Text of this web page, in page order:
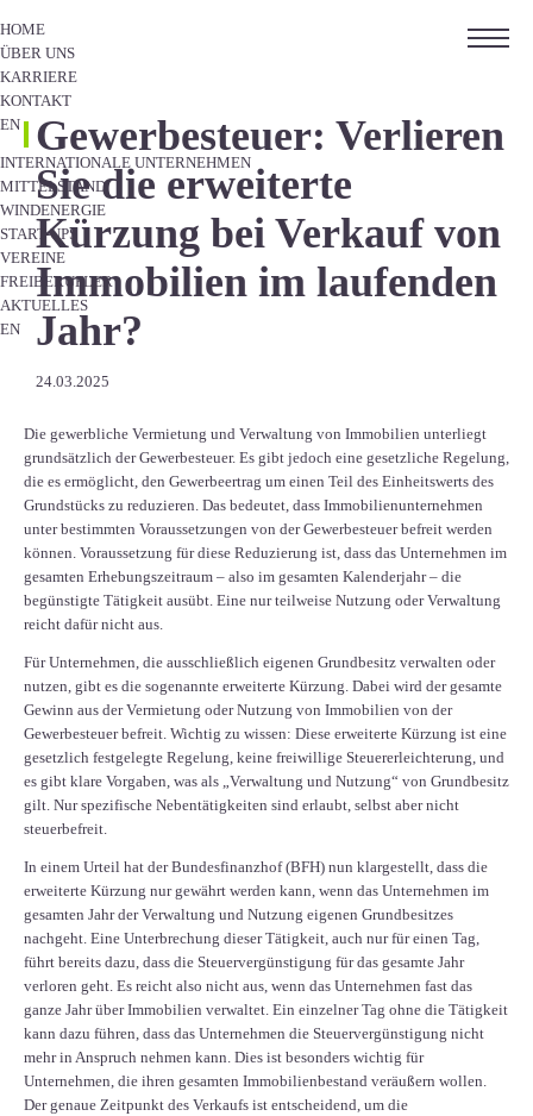
HOME
ÜBER UNS
KARRIERE
KONTAKT
EN
INTERNATIONALE UNTERNEHMEN
MITTELSTAND
WINDENERGIE
START-UPS
VEREINE
FREIBERUFLER
AKTUELLES
EN
Gewerbesteuer: Verlieren
Sie die erweiterte
Kürzung bei Verkauf von
Immobilien im laufenden
Jahr?
24.03.2025
Die gewerbliche Vermietung und Verwaltung von Immobilien unterliegt
grundsätzlich der Gewerbesteuer. Es gibt jedoch eine gesetzliche Regelung,
die es ermöglicht, den Gewerbeertrag um einen Teil des Einheitswerts des
Grundstücks zu reduzieren. Das bedeutet, dass Immobilienunternehmen
unter bestimmten Voraussetzungen von der Gewerbesteuer befreit werden
können. Voraussetzung für diese Reduzierung ist, dass das Unternehmen im
gesamten Erhebungszeitraum – also im gesamten Kalenderjahr – die
begünstigte Tätigkeit ausübt. Eine nur teilweise Nutzung oder Verwaltung
reicht dafür nicht aus.
Für Unternehmen, die ausschließlich eigenen Grundbesitz verwalten oder
nutzen, gibt es die sogenannte erweiterte Kürzung. Dabei wird der gesamte
Gewinn aus der Vermietung oder Nutzung von Immobilien von der
Gewerbesteuer befreit. Wichtig zu wissen: Diese erweiterte Kürzung ist eine
gesetzlich festgelegte Regelung, keine freiwillige Steuererleichterung, und
es gibt klare Vorgaben, was als „Verwaltung und Nutzung“ von Grundbesitz
gilt. Nur spezifische Nebentätigkeiten sind erlaubt, selbst aber nicht
steuerbefreit.
In einem Urteil hat der Bundesfinanzhof (BFH) nun klargestellt, dass die
erweiterte Kürzung nur gewährt werden kann, wenn das Unternehmen im
gesamten Jahr der Verwaltung und Nutzung eigenen Grundbesitzes
nachgeht. Eine Unterbrechung dieser Tätigkeit, auch nur für einen Tag,
führt bereits dazu, dass die Steuervergünstigung für das gesamte Jahr
verloren geht. Es reicht also nicht aus, wenn das Unternehmen fast das
ganze Jahr über Immobilien verwaltet. Ein einzelner Tag ohne die Tätigkeit
kann dazu führen, dass das Unternehmen die Steuervergünstigung nicht
mehr in Anspruch nehmen kann. Dies ist besonders wichtig für
Unternehmen, die ihren gesamten Immobilienbestand veräußern wollen.
Der genaue Zeitpunkt des Verkaufs ist entscheidend, um die